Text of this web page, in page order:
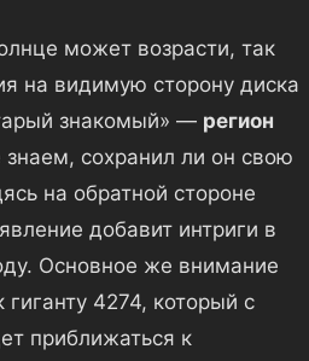
может возрасти, так
на видимую сторону диска
знакомый» — регион
сохранил ли он свою
на обратной стороне
добавит интриги в
Основное же внимание
гиганту 4274, который с
приближаться к